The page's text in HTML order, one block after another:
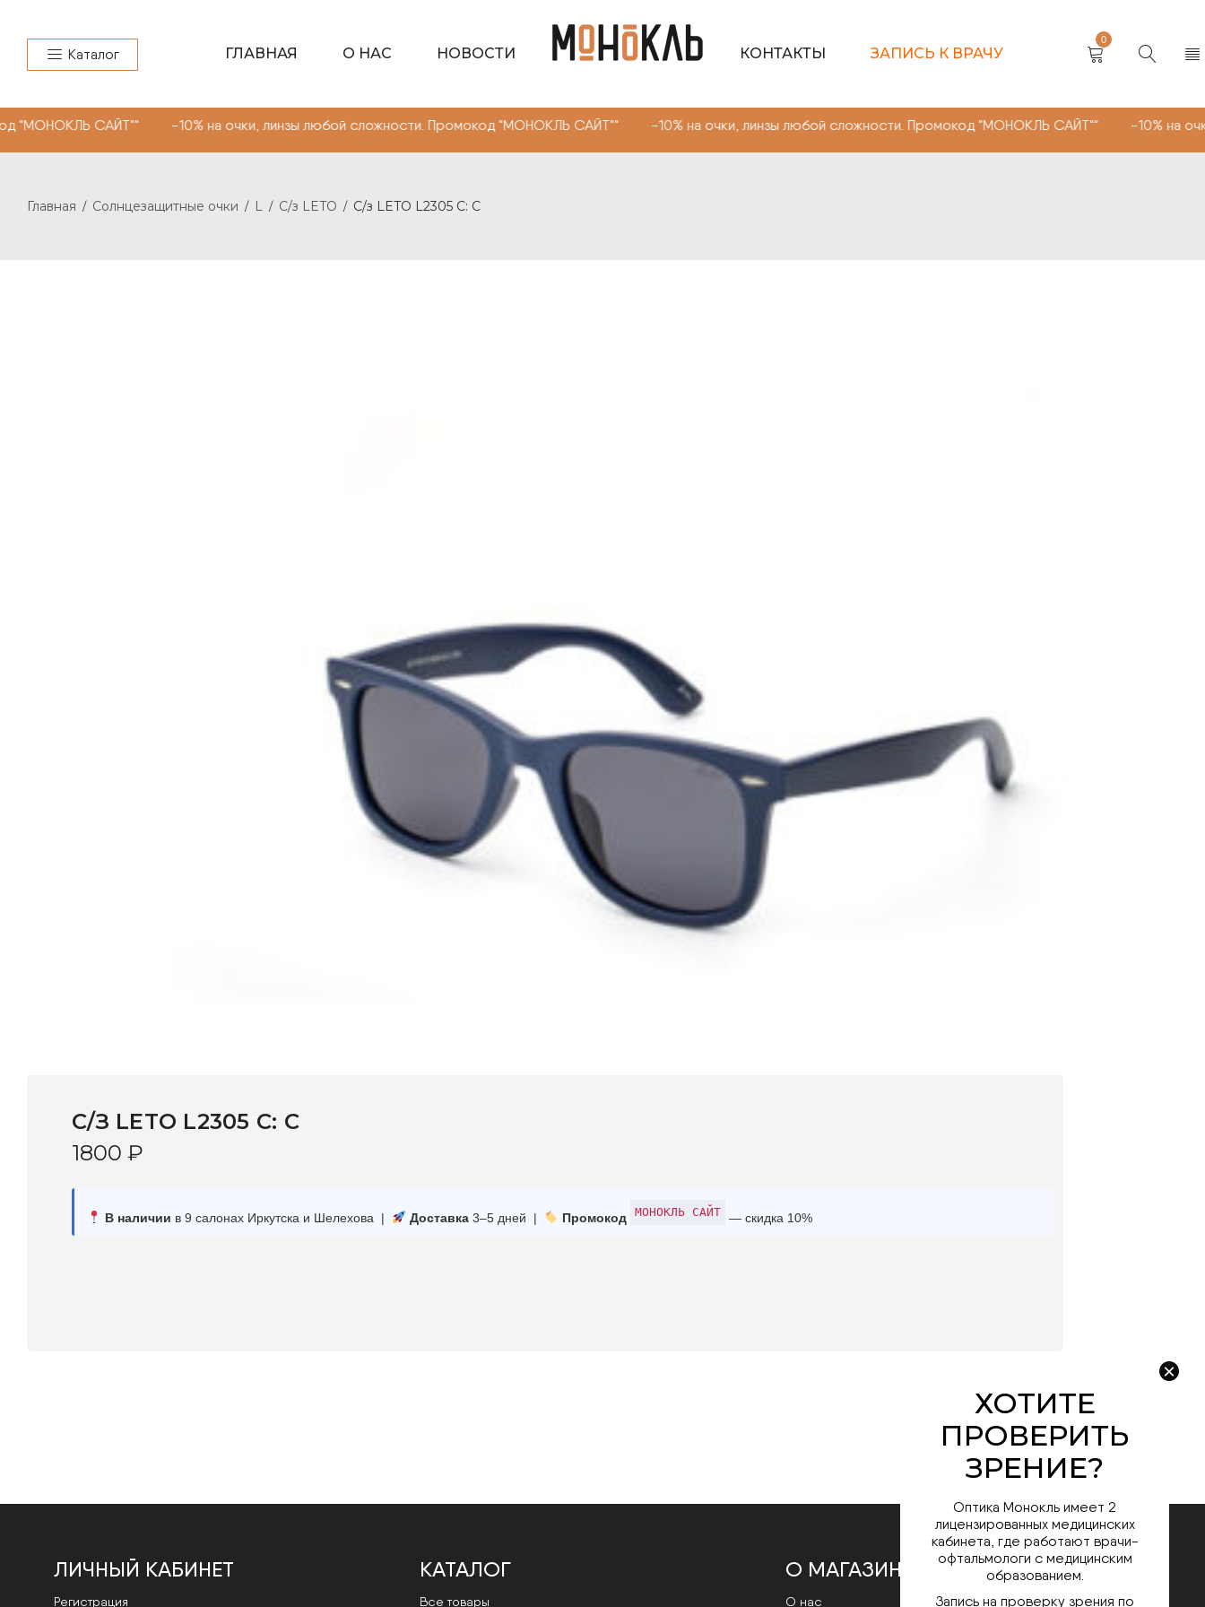
Каталог ГЛАВНАЯ О НАС НОВОСТИ КОНТАКТЫ ЗАПИСЬ К ВРАЧУ
0
-10% на очки, линзы любой сложности. Промокод "МОНОКЛЬ САЙТ"" -10% на очки, линзы любой сложности. Промокод "МОНОКЛЬ САЙТ"" -10% на
Главная / Солнцезащитные очки / L / C/з LETO / C/з LETO L2305 C: C
C/З LETO L2305 C: C
1800 ₽
В наличии в 9 салонах Иркутска и Шелехова | Доставка3–5 дней | Промокод МОНОКЛЬ САЙТ — скидка 10%
ЛИЧНЫЙ КАБИНЕТ
Регистрация
КАТАЛОГ
Все товары
О МАГАЗИНЕ
О нас
Оптика Монокль имеет 2
лицензированных медицинских
кабинета, где работают врачи-
офтальмологи с медицинским
образованием.
Запись на проверку зрения по